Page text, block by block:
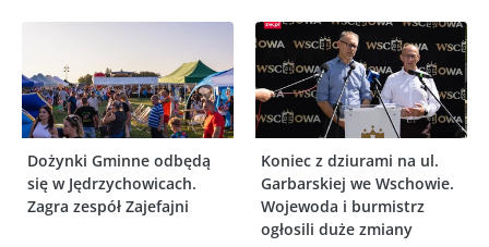
Dożynki Gminne odbędą
się w Jędrzychowicach.
Zagra zespół Zajefajni
Koniec z dziurami na ul.
Garbarskiej we Wschowie.
Wojewoda i burmistrz
ogłosili duże zmiany